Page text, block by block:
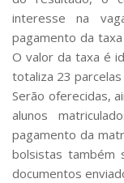
interesse na
pagamento da
O valor da taxa é
totaliza 23
Serão oferecidas,
alunos
pagamento da
bolsistas também
documentos